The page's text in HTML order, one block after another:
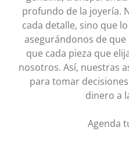
profundo de la joyería.
cada detalle, sino que
asegurándonos de que
que cada pieza que
nosotros. Así, nuestras
para tomar
dinero a
Agenda